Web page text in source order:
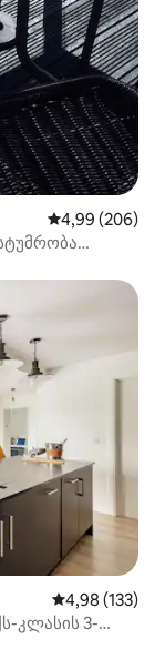
საშუალო
4,99 (206)
საშუალო
4,98 (133)
კლასის 3-